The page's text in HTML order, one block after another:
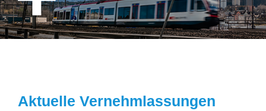
Aktuelle Vernehmlassungen